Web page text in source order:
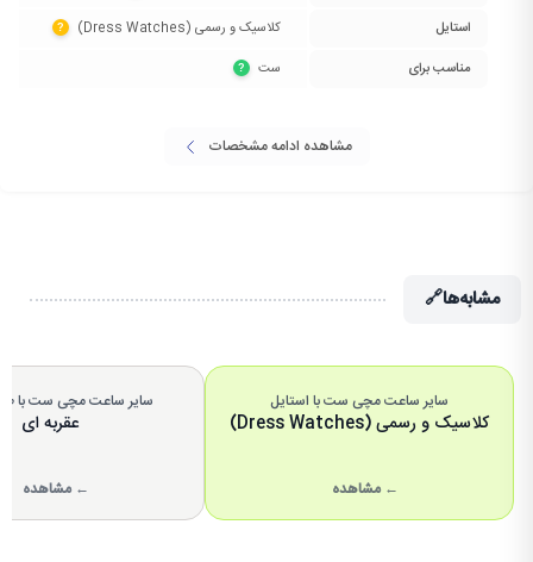
استایل کلاسیک و رسمی (Dress Watches)‏ ?
مناسب برای ست‏ ?
مشاهده ادامه مشخصات
مشابه‌ها🔗
سایر ساعت مچی ست با استایل
کلاسیک و رسمی (Dress Watches)
← مشاهده
سایر ساعت مچی ست با
عقربه ای
← مشاهده